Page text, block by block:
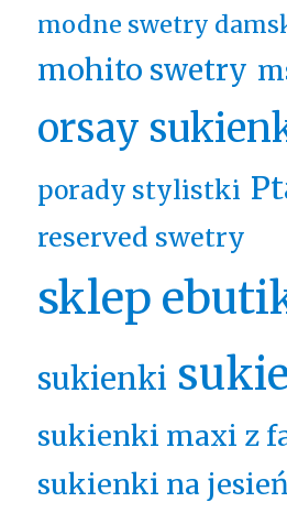
modne swetry
mohito swetry
orsay
porady stylistki
reserved swetry
sklep
sukienki
sukienki maxi z
sukienki na